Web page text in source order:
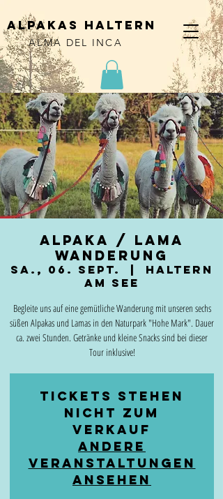
alpakas haltern
ALMA DEL INCA
Alpaka / Lama
Wanderung
Sa., 06. Sept.
  |
Haltern
am See
Begleite uns auf eine gemütliche Wanderung mit unseren sechs
süßen Alpakas und Lamas in den Naturpark "Hohe Mark". Dauer
ca. zwei Stunden. Getränke und kleine Snacks sind bei dieser
Tour inklusive!
Tickets stehen
nicht zum
Verkauf
Andere
Veranstaltungen
ansehen